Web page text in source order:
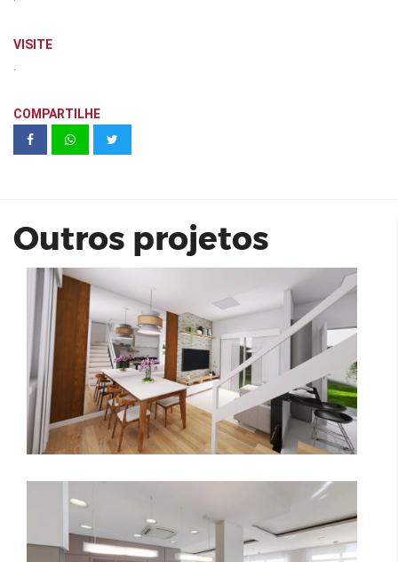
VISITE
COMPARTILHE
Outros projetos
Residencial Reserva do Ipês
Hortolândia | BCS Construtora e
Instituto Wilson Mello